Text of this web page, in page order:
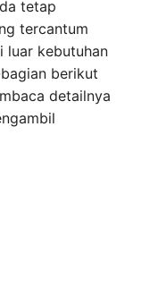
tetap
tercantum
luar kebutuhan
berikut
detailnya